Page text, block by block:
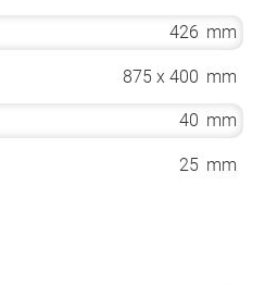
426 mm
875 x 400 mm
40 mm
25 mm